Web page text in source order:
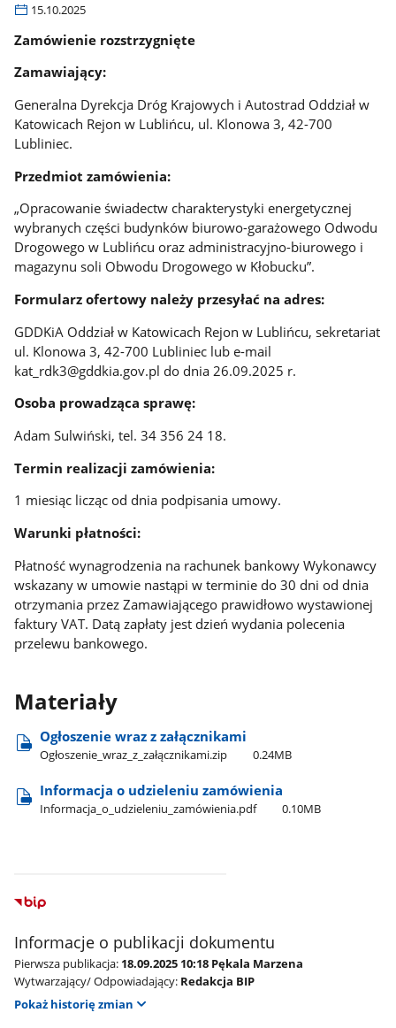
15.10.2025
Zamówienie rozstrzygnięte
Zamawiający:
Generalna Dyrekcja Dróg Krajowych i Autostrad Oddział w
Katowicach Rejon w Lublińcu, ul. Klonowa 3, 42-700
Lubliniec.
Przedmiot zamówienia:
„Opracowanie świadectw charakterystyki energetycznej
wybranych części budynków biurowo-garażowego Odwodu
Drogowego w Lublińcu oraz administracyjno-biurowego i
magazynu soli Obwodu Drogowego w Kłobucku”.
Formularz ofertowy należy przesyłać na adres:
GDDKiA Oddział w Katowicach Rejon w Lublińcu, sekretariat
ul. Klonowa 3, 42-700 Lubliniec lub e-mail
kat_rdk3@gddkia.gov.pl do dnia 26.09.2025 r.
Osoba prowadząca sprawę:
Adam Sulwiński, tel. 34 356 24 18.
Termin realizacji zamówienia:
1 miesiąc licząc od dnia podpisania umowy.
Warunki płatności:
Płatność wynagrodzenia na rachunek bankowy Wykonawcy
wskazany w umowie nastąpi w terminie do 30 dni od dnia
otrzymania przez Zamawiającego prawidłowo wystawionej
faktury VAT. Datą zapłaty jest dzień wydania polecenia
przelewu bankowego.
Materiały
Ogłoszenie wraz z załącznikami
Ogłoszenie​_wraz​_z​_załącznikami.zip 0.24MB
Informacja o udzieleniu zamówienia
Informacja​_o​_udzieleniu​_zamówienia.pdf 0.10MB
Informacje o publikacji dokumentu
Pierwsza publikacja: 18.09.2025 10:18 Pękala Marzena
Wytwarzający/ Odpowiadający: Redakcja BIP
Pokaż historię zmian